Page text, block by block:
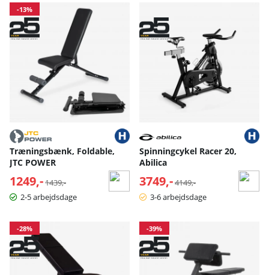
-13%
Træningsbænk, Foldable,
JTC POWER
1249,- Normalpris:
1439,-
2-5 arbejdsdage
Spinningcykel Racer 20,
Abilica
3749,- Normalpris:
4149,-
3-6 arbejdsdage
-28% -39%